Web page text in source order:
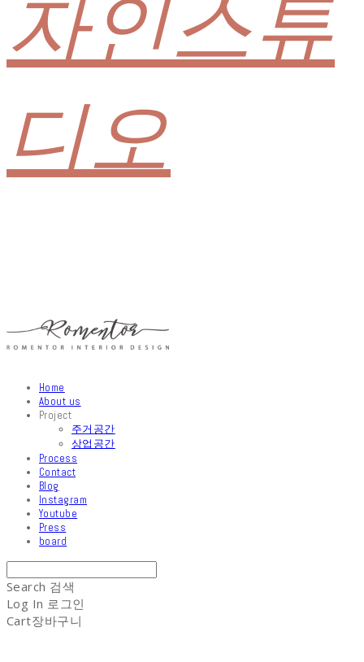
자인스튜
디오
Home
About us
Project
주거공간
상업공간
Process
Contact
Blog
Instagram
Youtube
Press
board
Search 검색
Log In 로그인
Cart장바구니